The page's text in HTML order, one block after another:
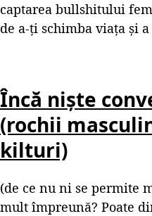
captarea bullshitului
de a-ți schimba viața și
Încă niște
(rochii
kilturi)
(de ce nu ni se permite
mult împreună? Poate